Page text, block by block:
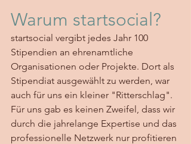
Warum startsocial?
startsocial vergibt jedes Jahr 100
Stipendien an ehrenamtliche
Organisationen oder Projekte. Dort als
Stipendiat ausgewählt zu werden, war
auch für uns ein kleiner "Ritterschlag".
Für uns gab es keinen Zweifel, dass wir
durch die jahrelange Expertise und das
professionelle Netzwerk nur profitieren